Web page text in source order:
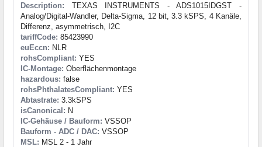
Description: TEXAS INSTRUMENTS - ADS1015IDGST -
Analog/Digital-Wandler, Delta-Sigma, 12 bit, 3.3 kSPS, 4 Kanäle,
Differenz, asymmetrisch, I2C
tariffCode: 85423990
euEccn: NLR
rohsCompliant: YES
IC-Montage: Oberflächenmontage
hazardous: false
rohsPhthalatesCompliant: YES
Abtastrate: 3.3kSPS
isCanonical: N
IC-Gehäuse / Bauform: VSSOP
Bauform - ADC / DAC: VSSOP
MSL: MSL 2 - 1 Jahr